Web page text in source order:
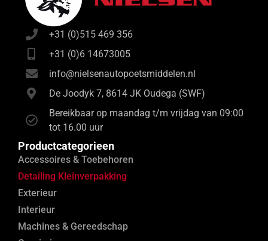
+31 (0)515 469 356
+31 (0)6 14673005
info@nielsenautopoetsmiddelen.nl
De Joodyk 7, 8614 JK Oudega (SWF)
Bereikbaar op maandag t/m vrijdag van 09:00
tot 16.00 uur
Productcategorieen
Accessoires & Toebehoren
Detailing Kleinverpakking
Exterieur
Interieur
Machines & Gereedschap